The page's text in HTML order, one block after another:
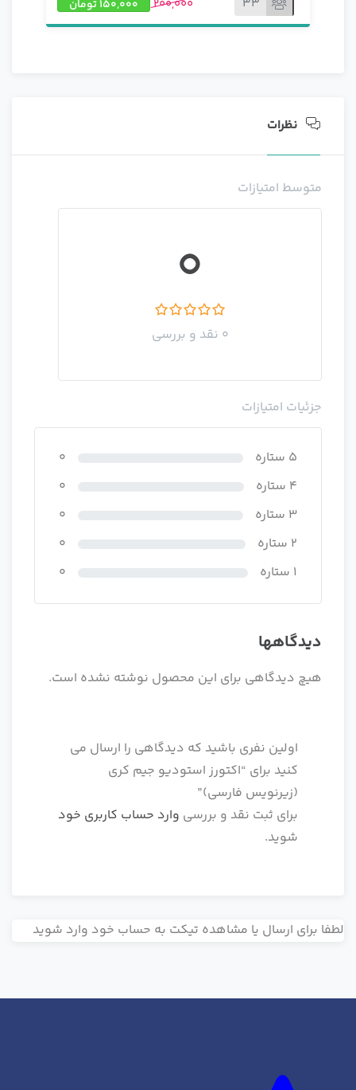
33
200,000 150,000 تومان
نظرات
متوسط امتیازات
0
0 نقد و بررسی
جزئیات امتیازات
5 ستاره
0
4 ستاره
0
3 ستاره
0
2 ستاره
0
1 ستاره
0
دیدگاهها
هیچ دیدگاهی برای این محصول نوشته نشده است.
اولین نفری باشید که دیدگاهی را ارسال می
کنید برای “اکتورز استودیو جیم کری
(زیرنویس فارسی)”
برای ثبت نقد و بررسی وارد حساب کاربری خود
شوید.
لطفا برای ارسال یا مشاهده تیکت به حساب خود وارد شوید